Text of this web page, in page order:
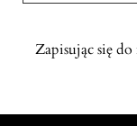
Zapisując się do